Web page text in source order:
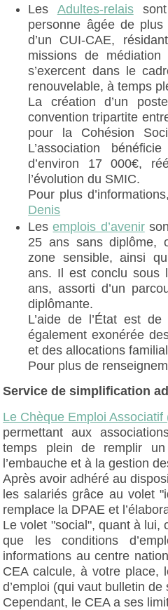
Les Adultes-relaissont
personne âgée de
d’un CUI-CAE,
missions de
s’exercent dans le
renouvelable, à temps
La création d’un
convention tripartite
pour la Cohésion
L’association
d’environ 17 000€,
l’évolution du SMIC.
Pour plus
Denis
Lesemplois d’avenir
25 ans sans diplôme,
zone sensible, ainsi
ans. Il est conclu sous
ans, assorti d’un
diplômante.
L’aide de l’État est
également exonérée
et des allocations
Pour plus de
Service de simplification
Le Chèque Emploi Associatif
permettant aux
temps plein de remplir
l’embauche et à la gestion
Après avoir adhéré au
les salariés grâce au volet
remplace la DPAE et
Le volet "social", quant à lui,
que les conditions
informations au centre
CEA calcule, à votre place,
d’emploi (qui vaut bulletin
Cependant, le CEA a ses